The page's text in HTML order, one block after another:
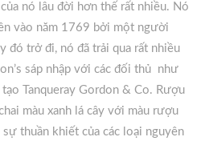
nó lâu đời hơn thế rất nhiều. Nó
vào năm 1769 bởi một người
đó trở đi, nó đã trải qua rất nhiều
sáp nhập với các đối thủ như
Tanqueray Gordon & Co. Rượu
màu xanh lá cây với màu rượu
thuần khiết của các loại nguyên